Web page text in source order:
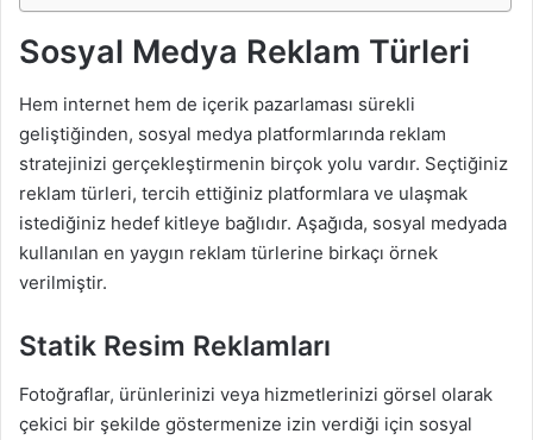
Sosyal Medya Reklam Türleri
Hem internet hem de içerik pazarlaması sürekli
geliştiğinden, sosyal medya platformlarında reklam
stratejinizi gerçekleştirmenin birçok yolu vardır. Seçtiğiniz
reklam türleri, tercih ettiğiniz platformlara ve ulaşmak
istediğiniz hedef kitleye bağlıdır. Aşağıda, sosyal medyada
kullanılan en yaygın reklam türlerine birkaçı örnek
verilmiştir.
Statik Resim Reklamları
Fotoğraflar, ürünlerinizi veya hizmetlerinizi görsel olarak
çekici bir şekilde göstermenize izin verdiği için sosyal